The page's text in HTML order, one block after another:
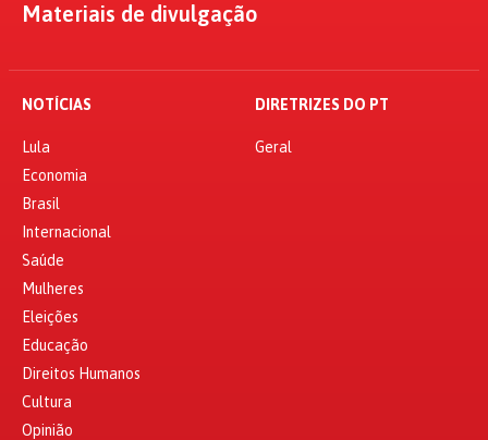
Materiais de divulgação
NOTÍCIAS
Lula
Economia
Brasil
Internacional
Saúde
Mulheres
Eleições
Educação
Direitos Humanos
Cultura
Opinião
DIRETRIZES DO PT
Geral